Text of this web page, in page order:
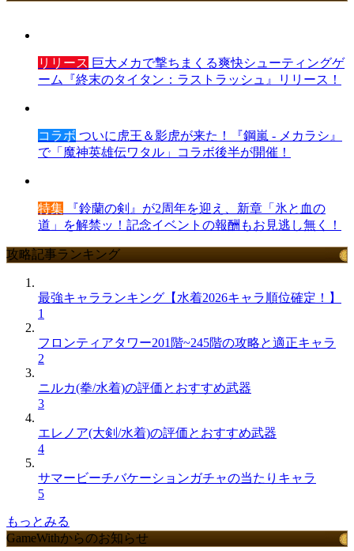
リリース 巨大メカで撃ちまくる爽快シューティングゲ
ーム『終末のタイタン：ラストラッシュ』リリース！
コラボ ついに虎王＆影虎が来た！『鋼嵐 - メカラシ』
で「魔神英雄伝ワタル」コラボ後半が開催！
特集 『鈴蘭の剣』が2周年を迎え、新章「氷と血の
道」を解禁ッ！記念イベントの報酬もお見逃し無く！
攻略記事ランキング
最強キャラランキング【水着2026キャラ順位確定！】
1
フロンティアタワー201階~245階の攻略と適正キャラ
2
ニルカ(拳/水着)の評価とおすすめ武器
3
エレノア(大剣/水着)の評価とおすすめ武器
4
サマービーチバケーションガチャの当たりキャラ
5
もっとみる
GameWithからのお知らせ